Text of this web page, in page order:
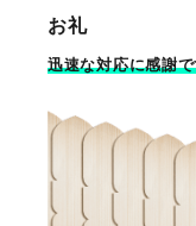
お礼
迅速な対応に感謝